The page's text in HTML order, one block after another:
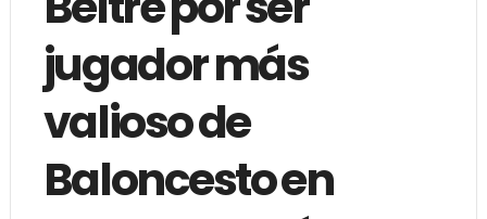
jugador más
valioso de
Baloncesto en